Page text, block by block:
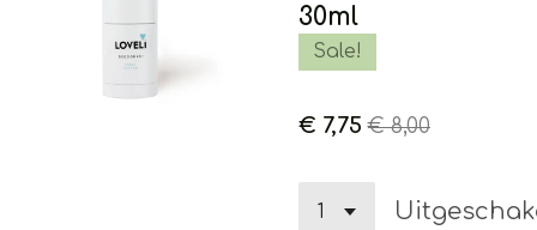
30ml
Sale!
€ 7,75 € 8,00